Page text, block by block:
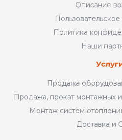
Описание
Политика
Наши
Продажа
Продажа, прокат монтажных
Монтаж систем
Доставка и